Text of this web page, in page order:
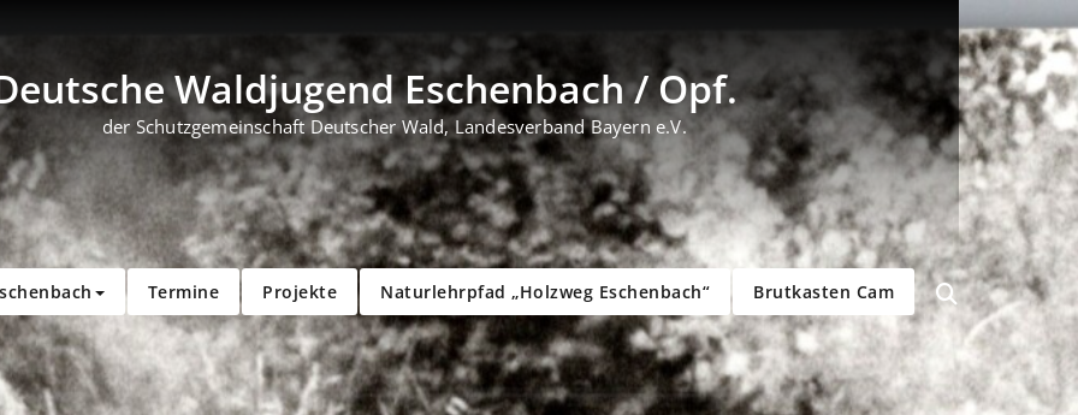
Waldjugend Eschenbach / Opf.
der Schutzgemeinschaft Deutscher Wald, Landesverband Bayern e.V.
Termine Projekte Naturlehrpfad „Holzweg Eschenbach“ Brutkasten Cam